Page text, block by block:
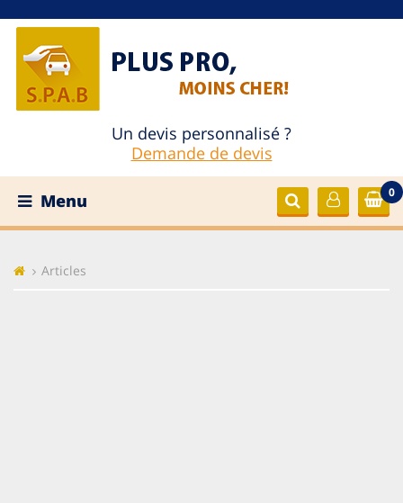
Un devis personnalisé ?
Demande de devis
0
Menu
Articles